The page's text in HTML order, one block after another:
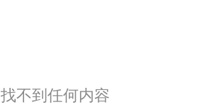
找不到任何内容